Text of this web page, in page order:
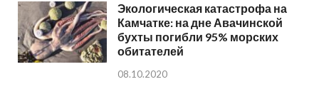
Экологическая катастрофа на
Камчатке: на дне Авачинской
бухты погибли 95% морских
обитателей
08.10.2020